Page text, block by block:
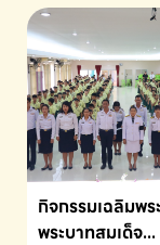
กิจกรรมเฉลิมพร
พระบาทสมเด็จ